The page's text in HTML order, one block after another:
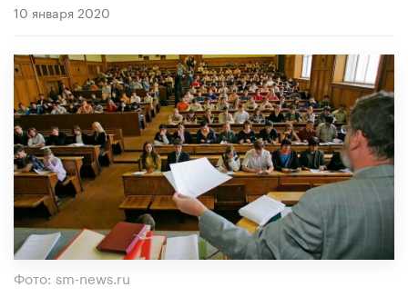
10 января 2020
Фото: sm-news.ru